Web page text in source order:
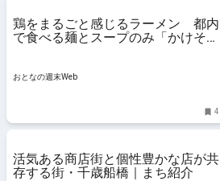
鶏をまるごと感じるラーメン 都内
で食べる麺とスープのみ「かけそ
おとなの週末Web
4
活気ある商店街と個性豊かな店が共
存する街・千歳船橋｜まち紹介